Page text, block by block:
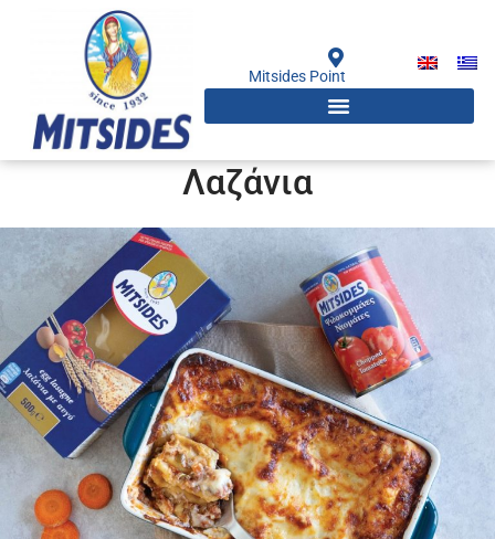
Mitsides Point
Λαζάνια